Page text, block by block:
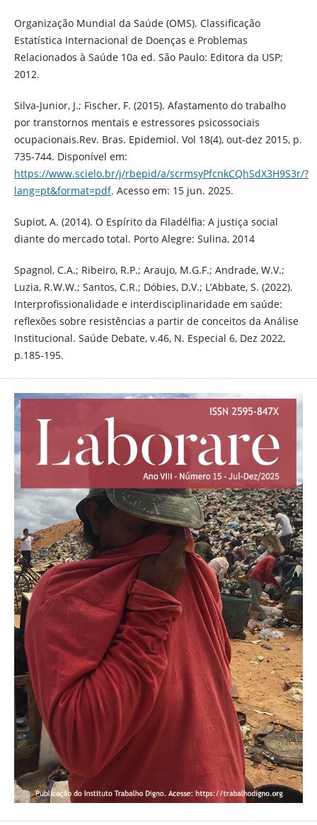
Organização Mundial da Saúde (OMS). Classificação
Estatística Internacional de Doenças e Problemas
Relacionados à Saúde 10a ed. São Paulo: Editora da USP;
2012.
Silva-Junior, J.; Fischer, F. (2015). Afastamento do trabalho
por transtornos mentais e estressores psicossociais
ocupacionais.Rev. Bras. Epidemiol. Vol 18(4), out-dez 2015, p.
735-744. Disponível em:
https://www.scielo.br/j/rbepid/a/scrmsyPfcnkCQhSdX3H9S3r/?
lang=pt&format=pdf. Acesso em: 15 jun. 2025.
Supiot, A. (2014). O Espírito da Filadélfia: A justiça social
diante do mercado total. Porto Alegre: Sulina, 2014
Spagnol, C.A.; Ribeiro, R.P.; Araujo, M.G.F.; Andrade, W.V.;
Luzia, R.W.W.; Santos, C.R.; Dóbies, D.V.; L’Abbate, S. (2022).
Interprofissionalidade e interdisciplinaridade em saúde:
reflexões sobre resistências a partir de conceitos da Análise
Institucional. Saúde Debate, v.46, N. Especial 6, Dez 2022,
p.185-195.